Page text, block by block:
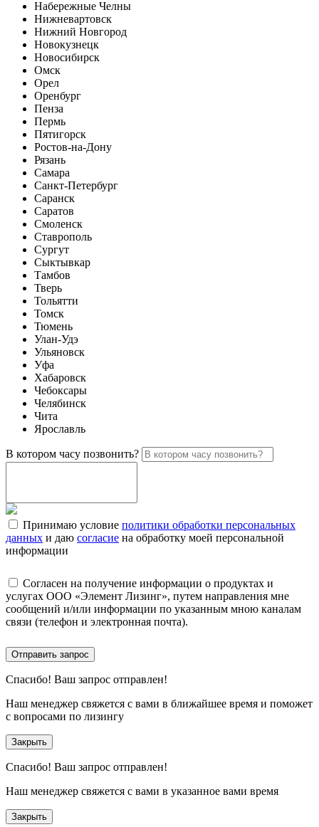
Набережные Челны
Нижневартовск
Нижний Новгород
Новокузнецк
Новосибирск
Омск
Орел
Оренбург
Пенза
Пермь
Пятигорск
Ростов-на-Дону
Рязань
Самара
Санкт-Петербург
Саранск
Саратов
Смоленск
Ставрополь
Сургут
Сыктывкар
Тамбов
Тверь
Тольятти
Томск
Тюмень
Улан-Удэ
Ульяновск
Уфа
Хабаровск
Чебоксары
Челябинск
Чита
Ярославль
В котором часу позвонить?
Принимаю условие политики обработки персональных
данных и даю согласие на обработку моей персональной
информации
Согласен на получение информации о продуктах и
услугах ООО «Элемент Лизинг», путем направления мне
сообщений и/или информации по указанным мною каналам
связи (телефон и электронная почта).
Отправить запрос
Спасибо! Ваш запрос отправлен!
Наш менеджер свяжется с вами в ближайшее время и поможет
с вопросами по лизингу
Закрыть
Спасибо! Ваш запрос отправлен!
Наш менеджер свяжется с вами в указанное вами время
Закрыть